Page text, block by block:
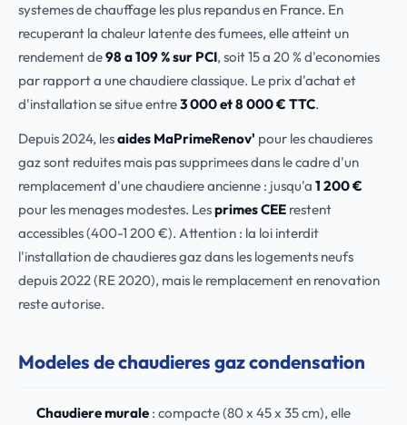
systemes de chauffage les plus repandus en France. En
recuperant la chaleur latente des fumees, elle atteint un
rendement de98 a 109 % sur PCI, soit 15 a 20 % d'economies
par rapport a une chaudiere classique. Le prix d'achat et
d'installation se situe entre3 000 et 8 000 € TTC.
Depuis 2024, lesaides MaPrimeRenov' pour les chaudieres
gaz sont reduites mais pas supprimees dans le cadre d'un
remplacement d'une chaudiere ancienne : jusqu'a 1 200 €
pour les menages modestes. Lesprimes CEE restent
accessibles (400-1 200 €). Attention : la loi interdit
l'installation de chaudieres gaz dans les logements neufs
depuis 2022 (RE 2020), mais le remplacement en renovation
reste autorise.
Modeles de chaudieres gaz condensation
Chaudiere murale: compacte (80 x 45 x 35 cm), elle